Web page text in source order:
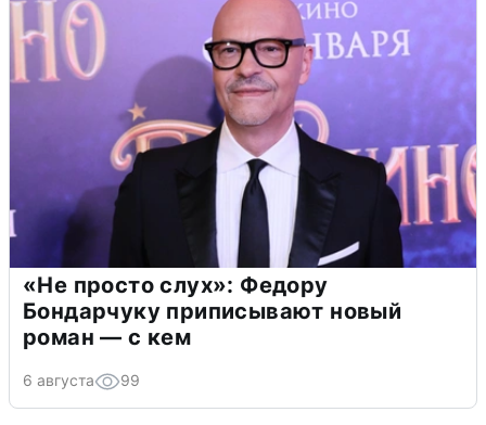
«Не просто слух»: Федору
Бондарчуку приписывают новый
роман — с кем
6 августа 99